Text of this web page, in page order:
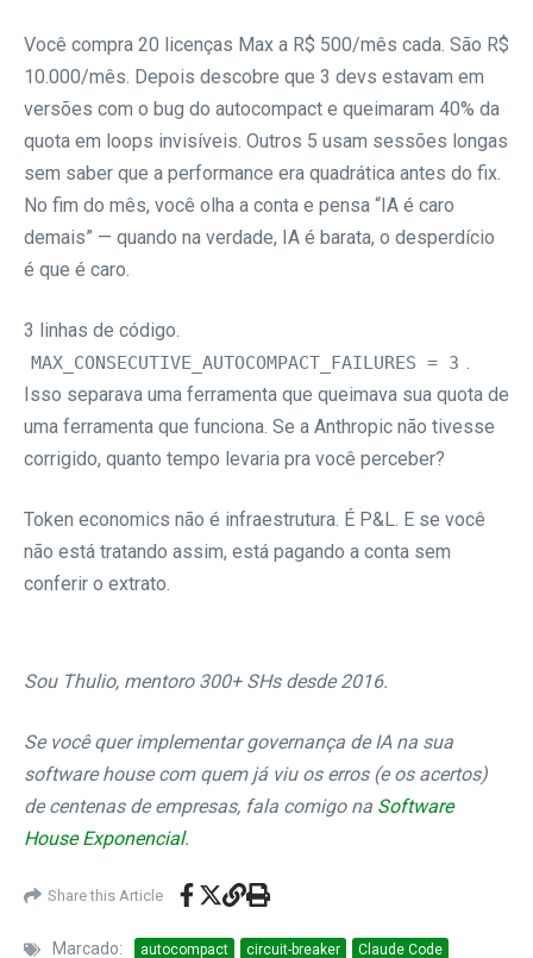
Você compra 20 licenças Max a R$ 500/mês cada. São R$
10.000/mês. Depois descobre que 3 devs estavam em
versões com o bug do autocompact e queimaram 40% da
quota em loops invisíveis. Outros 5 usam sessões longas
sem saber que a performance era quadrática antes do fix.
No fim do mês, você olha a conta e pensa “IA é caro
demais” — quando na verdade, IA é barata, o desperdício
é que é caro.
3 linhas de código.
MAX_CONSECUTIVE_AUTOCOMPACT_FAILURES = 3 .
Isso separava uma ferramenta que queimava sua quota de
uma ferramenta que funciona. Se a Anthropic não tivesse
corrigido, quanto tempo levaria pra você perceber?
Token economics não é infraestrutura. É P&L. E se você
não está tratando assim, está pagando a conta sem
conferir o extrato.
Sou Thulio, mentoro 300+ SHs desde 2016.
Se você quer implementar governança de IA na sua
software house com quem já viu os erros (e os acertos)
de centenas de empresas, fala comigo na Software
House Exponencial.
Share this Article
Marcado: autocompact circuit-breaker
Claude Code